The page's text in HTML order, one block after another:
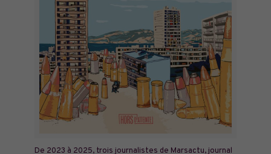
De 2023 à 2025, trois journalistes de Marsactu, journal